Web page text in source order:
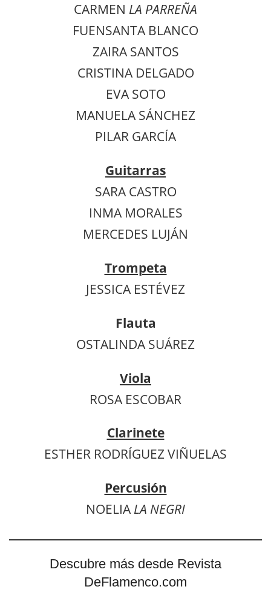
CARMEN LA PARREÑA
FUENSANTA BLANCO
ZAIRA SANTOS
CRISTINA DELGADO
EVA SOTO
MANUELA SÁNCHEZ
PILAR GARCÍA
Guitarras
SARA CASTRO
INMA MORALES
MERCEDES LUJÁN
Trompeta
JESSICA ESTÉVEZ
Flauta
OSTALINDA SUÁREZ
Viola
ROSA ESCOBAR
Clarinete
ESTHER RODRÍGUEZ VIÑUELAS
Percusión
NOELIA LA NEGRI
Descubre más desde Revista
DeFlamenco.com